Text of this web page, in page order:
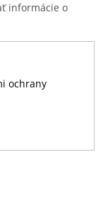
informácie o
ochrany